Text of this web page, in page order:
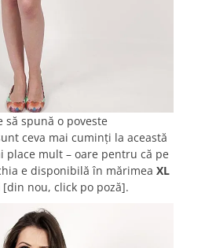
să spună o poveste
ceva mai cuminţi la această
place mult – oare pentru că pe
e disponibilă în mărimea XL
[din nou, click po poză].